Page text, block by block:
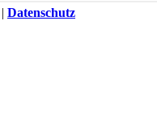
| Datenschutz